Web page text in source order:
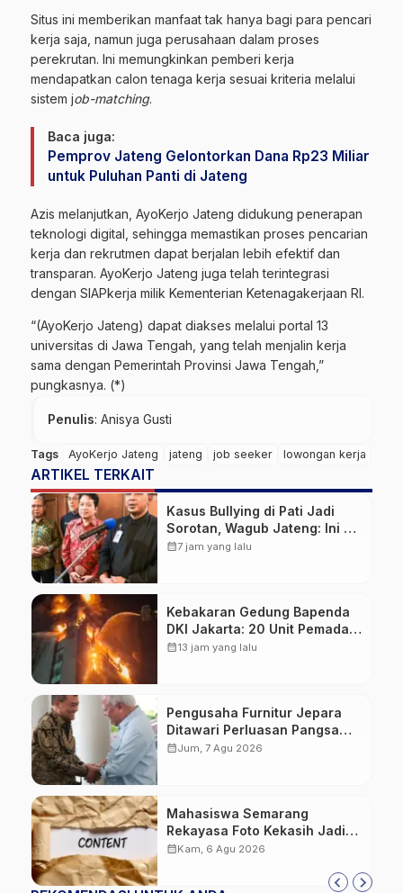
Situs ini memberikan manfaat tak hanya bagi para pencari
kerja saja, namun juga perusahaan dalam proses
perekrutan. Ini memungkinkan pemberi kerja
mendapatkan calon tenaga kerja sesuai kriteria melalui
sistem job-matching.
Baca juga:
Pemprov Jateng Gelontorkan Dana Rp23 Miliar
untuk Puluhan Panti di Jateng
Azis melanjutkan, AyoKerjo Jateng didukung penerapan
teknologi digital, sehingga memastikan proses pencarian
kerja dan rekrutmen dapat berjalan lebih efektif dan
transparan. AyoKerjo Jateng juga telah terintegrasi
dengan SIAPkerja milik Kementerian Ketenagakerjaan RI.
“(AyoKerjo Jateng) dapat diakses melalui portal 13
universitas di Jawa Tengah, yang telah menjalin kerja
sama dengan Pemerintah Provinsi Jawa Tengah,”
pungkasnya. (*)
Penulis: Anisya Gusti
Tags AyoKerjo Jateng jateng job seeker lowongan kerja
ARTIKEL TERKAIT
Kasus Bullying di Pati Jadi
Sorotan, Wagub Jateng: Ini PR
Bersama
calendar_month7 jam yang lalu
Kebakaran Gedung Bapenda
DKI Jakarta: 20 Unit Pemadam
dan 3 Bronto Skylift
calendar_month13 jam yang lalu
Pengusaha Furnitur Jepara
Ditawari Perluasan Pangsa
Pasar Hingga ke IKN
calendar_monthJum, 7 Agu 2026
Mahasiswa Semarang
Rekayasa Foto Kekasih Jadi
Konten Cabul karena Sakit
calendar_monthKam, 6 Agu 2026